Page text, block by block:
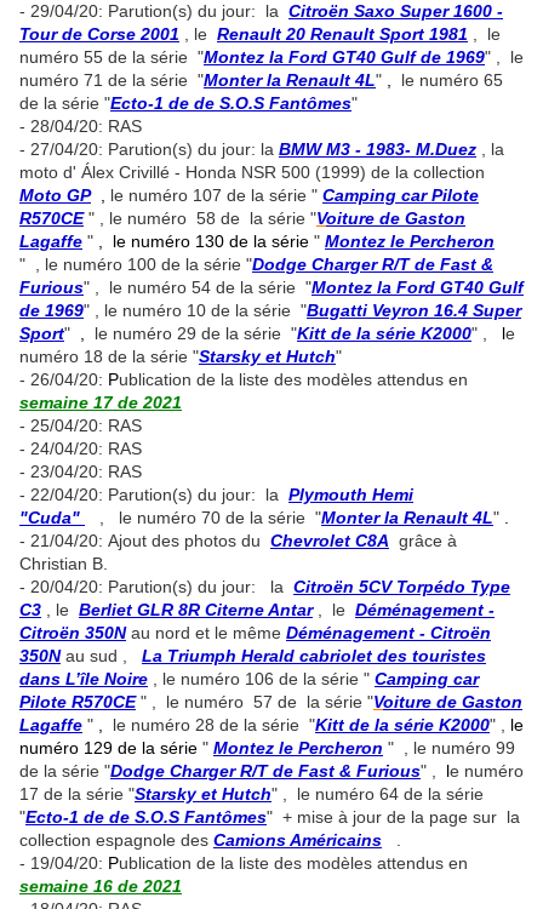
- 29/04/20: Parution(s) du jour: la Citroën Saxo Super 1600 -
Tour de Corse 2001 , le Renault 20 Renault Sport 1981 , le
numéro 55 de la série "Montez la Ford GT40 Gulf de 1969" , le
numéro 71 de la série "Monter la Renault 4L"
le numéro 65
de la série "Ecto-1 de de S.O.S Fantômes"
- 28/04/20: RAS
- 27/04/20: Parution(s) du jour: la BMW M3 - 1983- M.Duez , la
moto d' Álex Crivillé - Honda NSR 500 (1999) de la collection
Moto GP
le numéro 107 de la série " Camping car Pilote
R570CE" , le numéro 58 de la série "Voiture de Gaston
Lagaffe " le numéro 130 de la série " Montez le Percheron
" , le numéro 100 de la série "Dodge Charger R/T de Fast &
Furious" , le numéro 54 de la série "Montez la Ford GT40 Gulf
de 1969" , le numéro 10 de la série "Bugatti Veyron 16.4 Super
Sport" le numéro 29 de la série "Kitt de la série K2000" , le
numéro 18 de la série "Starsky et Hutch"
- 26/04/20: Publication de la liste des modèles attendus en
semaine 17 de 2021
- 25/04/20: RAS
- 24/04/20: RAS
- 23/04/20: RAS
- 22/04/20: Parution(s) du jour: la Plymouth Hemi
"Cuda"
, le numéro 70 de la série "Monter la Renault 4L"
- 21/04/20: Ajout des photos du Chevrolet C8A grâce à
Christian B.
- 20/04/20: Parution(s) du jour: la Citroën 5CV Torpédo Type
C3 , le Berliet GLR 8R Citerne Antar, le Déménagement -
Citroën 350Nau nord et le même Déménagement - Citroën
350Nau sud , La Triumph Herald cabriolet des touristes
dans L’île Noire , le numéro 106 de la série " Camping car
Pilote R570CE" , le numéro 57 de la série "Voiture de Gaston
Lagaffe " le numéro 28 de la série "Kitt de la série K2000" , le
numéro 129 de la série " Montez le Percheron " , le numéro 99
de la série "Dodge Charger R/T de Fast & Furious" , le numéro
17 de la série "Starsky et Hutch" , le numéro 64 de la série
"Ecto-1 de de S.O.S Fantômes" + mise à jour de la page sur la
collection espagnole des Camions Américains
- 19/04/20: Publication de la liste des modèles attendus en
semaine 16 de 2021